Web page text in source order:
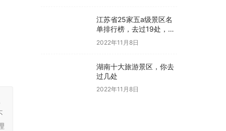
江苏省25家五a级景区名
单排行榜，去过19处，才
算真正游过江苏
2022年11月8日
湖南十大旅游景区，你去
过几处
2022年11月8日